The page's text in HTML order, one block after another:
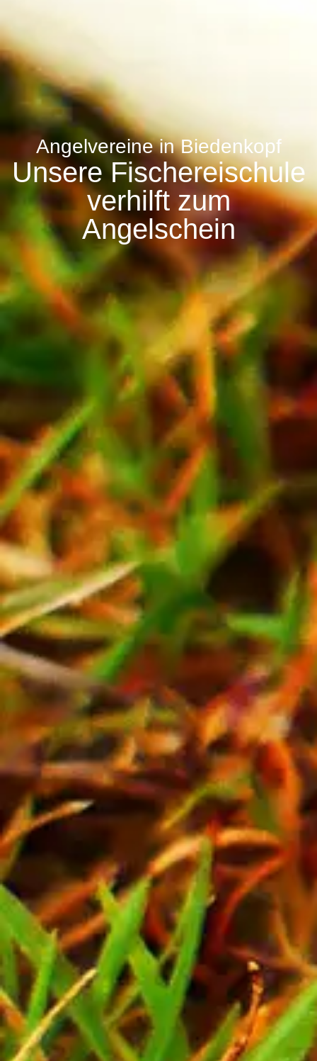
Angelvereine in Biedenkopf
Unsere Fischereischule
verhilft zum
Angelschein